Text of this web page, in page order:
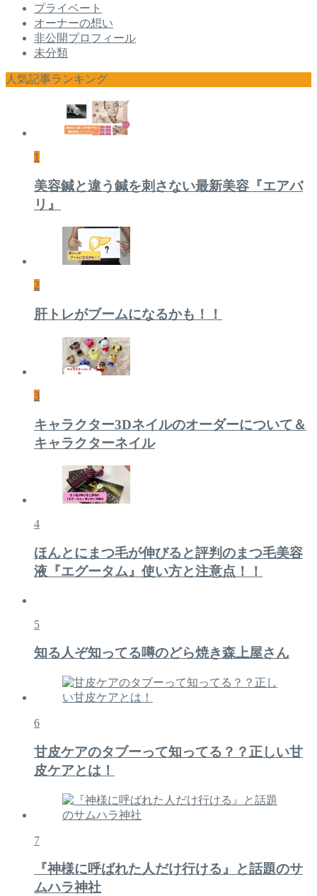
プライベート
オーナーの想い
非公開プロフィール
未分類
人気記事ランキング
1
美容鍼と違う鍼を刺さない最新美容『エアバ
リ』
2
肝トレがブームになるかも！！
3
キャラクター3Dネイルのオーダーについて＆
キャラクターネイル
4
ほんとにまつ毛が伸びると評判のまつ毛美容
液『エグータム』使い方と注意点！！
5
知る人ぞ知ってる噂のどら焼き森上屋さん
6
甘皮ケアのタブーって知ってる？？正しい甘
皮ケアとは！
7
『神様に呼ばれた人だけ行ける』と話題のサ
ムハラ神社